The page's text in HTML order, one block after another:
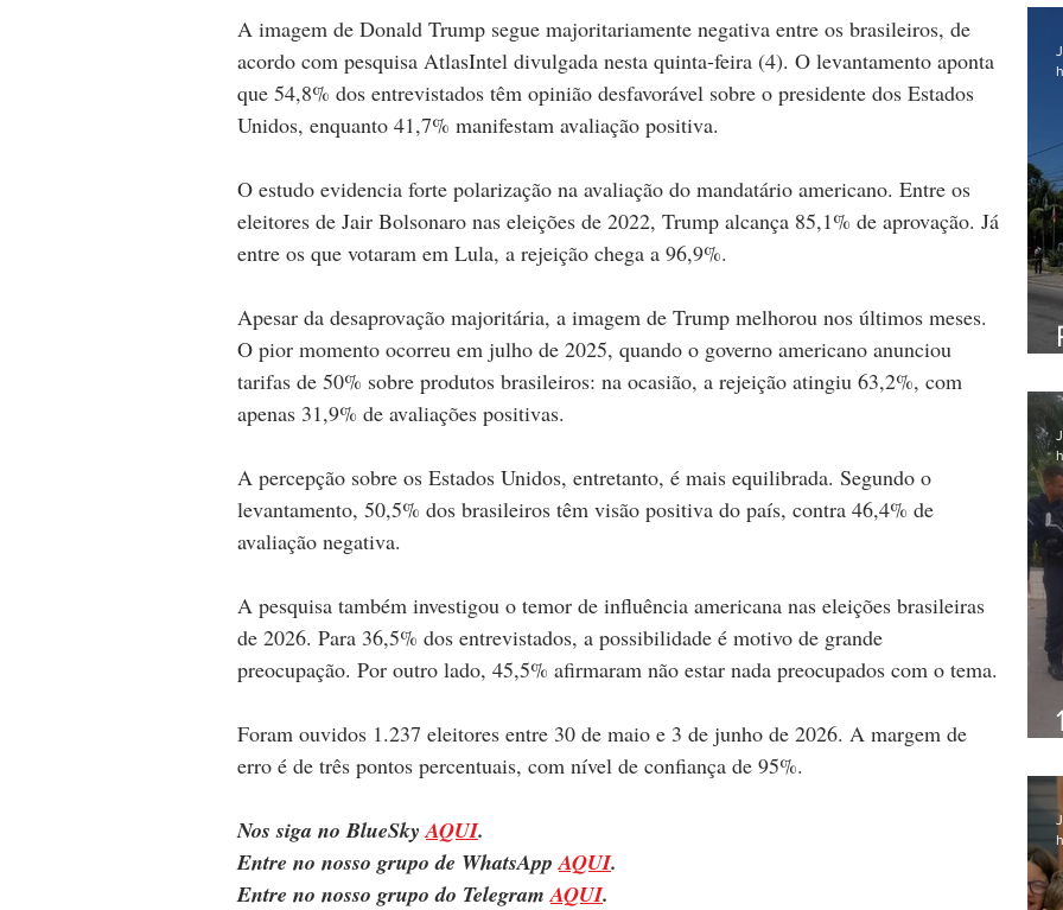
A imagem de Donald Trump segue majoritariamente negativa entre os brasileiros, de
acordo com pesquisa AtlasIntel divulgada nesta quinta-feira (4). O levantamento aponta
que 54,8% dos entrevistados têm opinião desfavorável sobre o presidente dos Estados
Unidos, enquanto 41,7% manifestam avaliação positiva.
O estudo evidencia forte polarização na avaliação do mandatário americano. Entre os
eleitores de Jair Bolsonaro nas eleições de 2022, Trump alcança 85,1% de aprovação. Já
entre os que votaram em Lula, a rejeição chega a 96,9%.
Apesar da desaprovação majoritária, a imagem de Trump melhorou nos últimos meses.
O pior momento ocorreu em julho de 2025, quando o governo americano anunciou
tarifas de 50% sobre produtos brasileiros: na ocasião, a rejeição atingiu 63,2%, com
apenas 31,9% de avaliações positivas.
A percepção sobre os Estados Unidos, entretanto, é mais equilibrada. Segundo o
levantamento, 50,5% dos brasileiros têm visão positiva do país, contra 46,4% de
avaliação negativa.
A pesquisa também investigou o temor de influência americana nas eleições brasileiras
de 2026. Para 36,5% dos entrevistados, a possibilidade é motivo de grande
preocupação. Por outro lado, 45,5% afirmaram não estar nada preocupados com o tema.
Foram ouvidos 1.237 eleitores entre 30 de maio e 3 de junho de 2026. A margem de
erro é de três pontos percentuais, com nível de confiança de 95%.
Nos siga no BlueSky AQUI.
Entre no nosso grupo de WhatsApp AQUI.
Entre no nosso grupo do Telegram AQUI.